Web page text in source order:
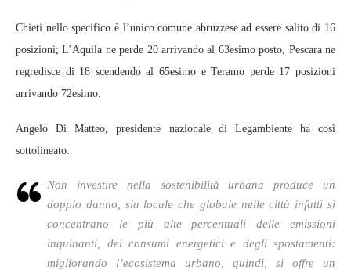
Chieti nello specifico è l’unico comune abruzzese ad essere salito di 16
posizioni; L’Aquila ne perde 20 arrivando al 63esimo posto, Pescara ne
regredisce di 18 scendendo al 65esimo e Teramo perde 17 posizioni
arrivando 72esimo.
Angelo Di Matteo, presidente nazionale di Legambiente ha così
sottolineato:
Non investire nella sostenibilità urbana produce un
doppio danno, sia locale che globale nelle città infatti si
concentrano le più alte percentuali delle emissioni
inquinanti, dei consumi energetici e degli spostamenti:
migliorando l’ecosistema urbano, quindi, si offre un